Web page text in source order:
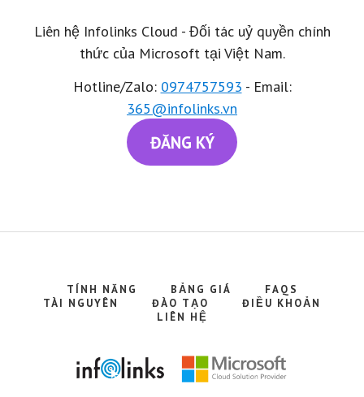
Liên hệ Infolinks Cloud - Đối tác uỷ quyền chính
thức của Microsoft tại Việt Nam.
Hotline/Zalo: 0974757593‬ - Email:
365@infolinks.vn
ĐĂNG KÝ
TÍNH NĂNG BẢNG GIÁ
FAQS
TÀI NGUYÊN
ĐÀO TẠO
ĐIỀU KHOẢN
LIÊN HỆ